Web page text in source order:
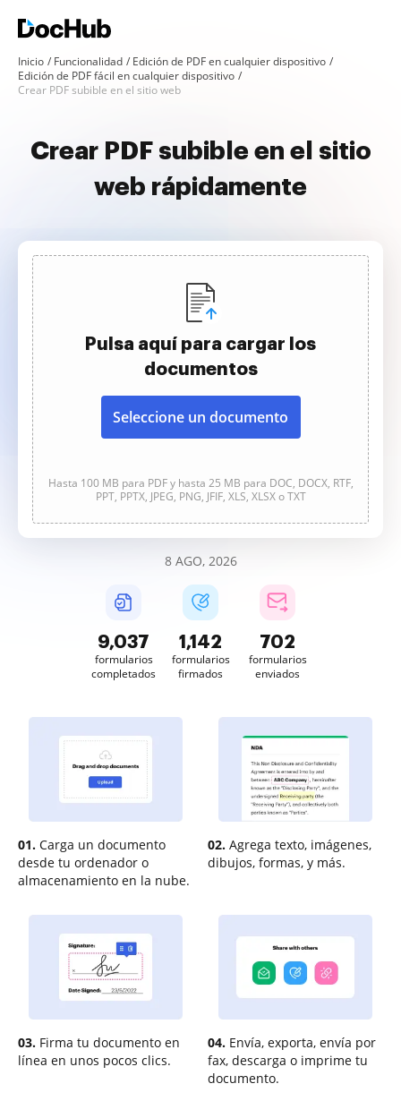
Inicio Funcionalidad
Edición de PDF en cualquier dispositivo
Edición de PDF fácil en cualquier dispositivo
Crear PDF subible en el sitio web
Crear PDF subible en el sitio
web rápidamente
Pulsa aquí para cargar los
documentos
Seleccione un documento
Hasta 100 MB para PDF y hasta 25 MB para DOC, DOCX, RTF,
PPT, PPTX, JPEG, PNG, JFIF, XLS, XLSX o TXT
8 AGO, 2026
9,038
formularios
completados
1,142
formularios
firmados
702
formularios
enviados
01. Carga un documento
desde tu ordenador o
almacenamiento en la nube.
02. Agrega texto, imágenes,
dibujos, formas, y más.
03. Firma tu documento en
línea en unos pocos clics.
04. Envía, exporta, envía por
fax, descarga o imprime tu
documento.